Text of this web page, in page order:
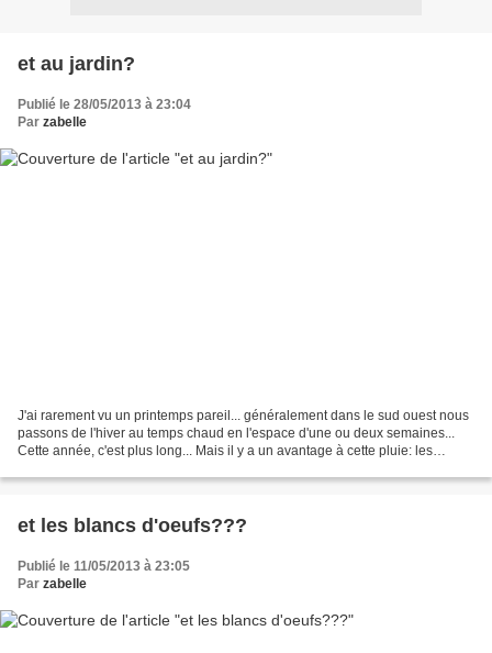
et au jardin?
Publié le 28/05/2013 à 23:04
Par zabelle
J'ai rarement vu un printemps pareil... généralement dans le sud ouest nous
passons de l'hiver au temps chaud en l'espace d'une ou deux semaines...
Cette année, c'est plus long... Mais il y a un avantage à cette pluie: les
et les blancs d'oeufs???
Publié le 11/05/2013 à 23:05
Par zabelle